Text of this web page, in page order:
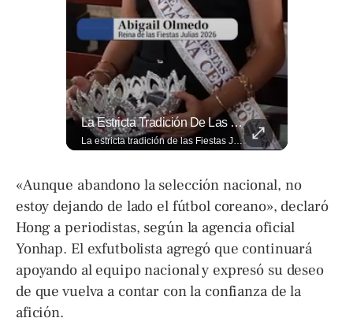
La Estricta Tradición De Las Fiestas Julias En #SantaAna, El Salvador, Obliga A La Reina A No Usar Su Corona Dentro Del Templo.
La estricta tradición de las Fiestas Julias en #SantaAna, El Salvador, obliga a la reina a no usar su corona dentro del templo. Conoce el motivo aquí. 👇 www.eldiariodehoy.com
«Aunque abandono la selección nacional, no
estoy dejando de lado el fútbol coreano», declaró
Hong a periodistas, según la agencia oficial
Yonhap. El exfutbolista agregó que continuará
apoyando al equipo nacional y expresó su deseo
de que vuelva a contar con la confianza de la
afición.